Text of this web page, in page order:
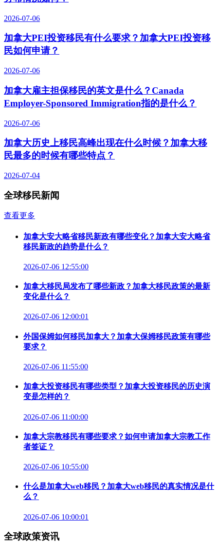
2026-07-06
加拿大PEI投资移民有什么要求？加拿大PEI投资移
民如何申请？
2026-07-06
加拿大雇主担保移民的英文是什么？Canada
Employer-Sponsored Immigration指的是什么？
2026-07-06
加拿大历史上移民高峰出现在什么时候？加拿大移
民最多的时候有哪些特点？
2026-07-04
全球移民新闻
查看更多
加拿大安大略省移民新政有哪些变化？加拿大安大略省
移民新政的趋势是什么？
2026-07-06 12:55:00
加拿大移民局发布了哪些新政？加拿大移民政策的最新
变化是什么？
2026-07-06 12:00:01
外国保姆如何移民加拿大？加拿大保姆移民政策有哪些
要求？
2026-07-06 11:55:00
加拿大投资移民有哪些类型？加拿大投资移民的历史演
变是怎样的？
2026-07-06 11:00:00
加拿大宗教移民有哪些要求？如何申请加拿大宗教工作
者签证？
2026-07-06 10:55:00
什么是加拿大web移民？加拿大web移民的真实情况是什
么？
2026-07-06 10:00:01
全球政策资讯